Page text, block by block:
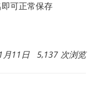
可正常保存
月11日 5,137 次浏览